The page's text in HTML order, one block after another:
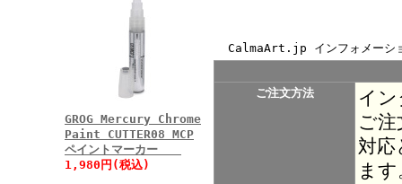
GROG Mercury Chrome
Paint CUTTER08 MCP
ペイントマーカー
1,980円(税込)
CalmaArt.jp インフォメーシ
ご注文方法
イ
ご
対
ま